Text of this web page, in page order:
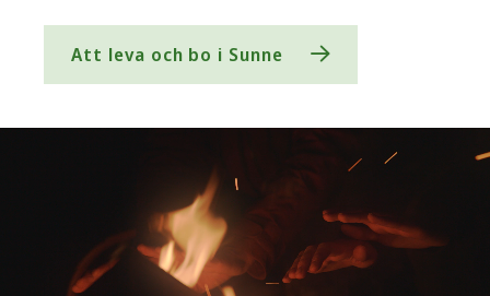
Att leva och bo i Sunne